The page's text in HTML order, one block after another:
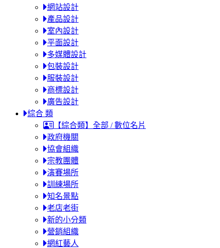
網站設計
產品設計
室內設計
平面設計
多媒體設計
包裝設計
服裝設計
商標設計
廣告設計
綜合 類
【綜合類】全部 / 數位名片
政府機關
協會組織
宗教團體
演賽場所
訓練場所
知名景點
老店老街
新的小分類
營銷組織
網紅藝人